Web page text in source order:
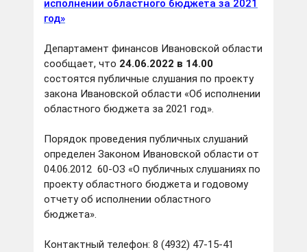
исполнении областного бюджета за 2021
год»
Департамент финансов Ивановской области
сообщает, что 24.06.2022 в 14.00
состоятся публичные слушания по проекту
закона Ивановской области «Об исполнении
областного бюджета за 2021 год».
Порядок проведения публичных слушаний
определен Законом Ивановской области от
04.06.2012 60-ОЗ «О публичных слушаниях по
проекту областного бюджета и годовому
отчету об исполнении областного
бюджета».
Контактный телефон: 8 (4932) 47-15-41